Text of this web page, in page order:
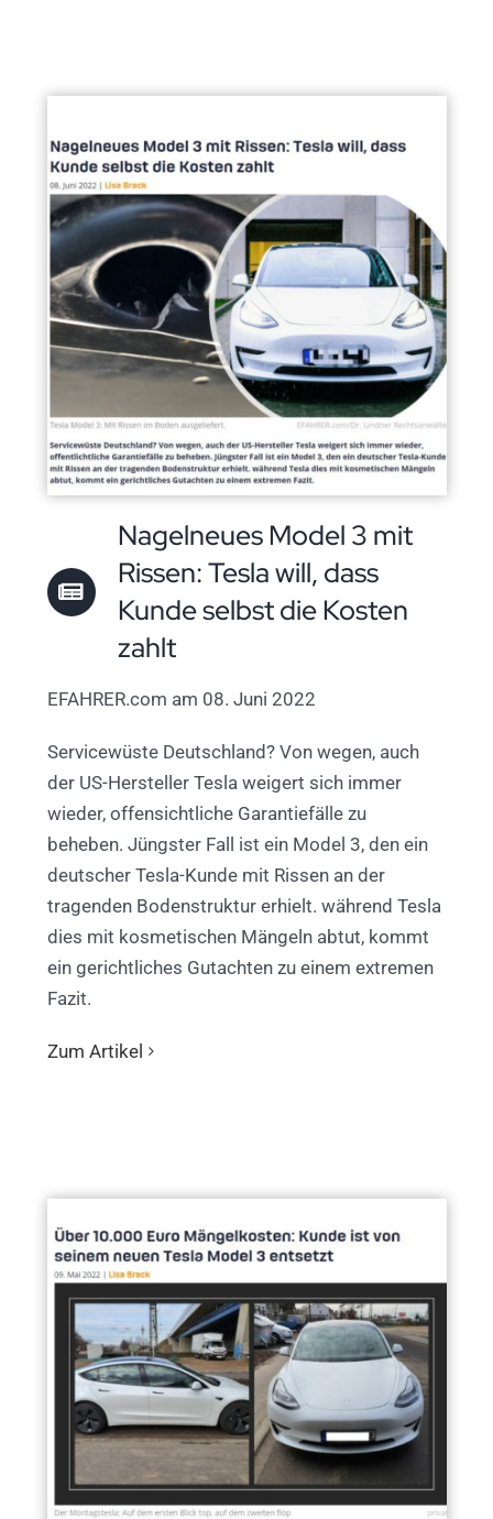
Nagelneues Model 3 mit
Rissen: Tesla will, dass
Kunde selbst die Kosten
zahlt
EFAHRER.com am 08. Juni 2022
Servicewüste Deutschland? Von wegen, auch
der US-Hersteller Tesla weigert sich immer
wieder, offensichtliche Garantiefälle zu
beheben. Jüngster Fall ist ein Model 3, den ein
deutscher Tesla-Kunde mit Rissen an der
tragenden Bodenstruktur erhielt. während Tesla
dies mit kosmetischen Mängeln abtut, kommt
ein gerichtliches Gutachten zu einem extremen
Fazit.
Zum Artikel